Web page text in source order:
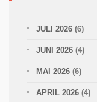
JULI 2026 (6)
JUNI 2026 (4)
MAI 2026 (6)
APRIL 2026 (4)